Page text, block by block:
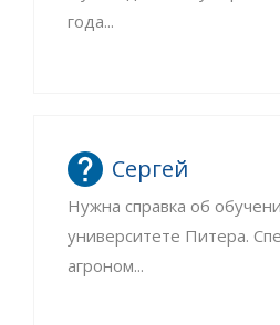
года...
Сергей
Нужна справка об
университете Питера.
агроном...